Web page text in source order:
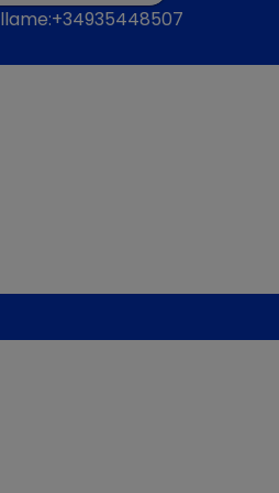
llame:+34935448507